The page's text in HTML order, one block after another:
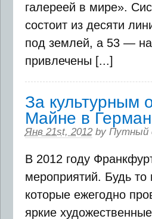
галереей в мире».
состоит из десяти
под землей, а 53 —
привлечены [...]
За культурным
Майне в
Янв 21st, 2012 by Путный
В 2012 году
мероприятий. Будь то
которые ежегодно
яркие